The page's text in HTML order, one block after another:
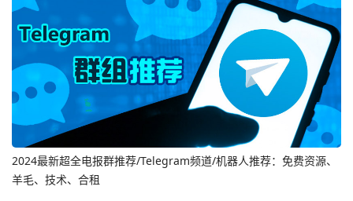
2024最新超全电报群推荐/Telegram频道/机器人推荐：免费资源、
羊毛、技术、合租